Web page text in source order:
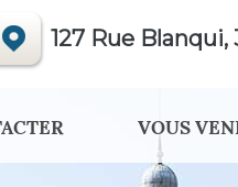
127 Rue
VOUS